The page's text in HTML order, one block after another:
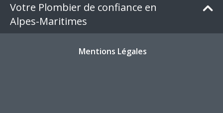
Votre Plombier de confiance en
Alpes-Maritimes
Mentions Légales